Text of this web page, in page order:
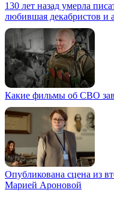
130 лет назад умерла
любившая декабристов
Какие фильмы об СВО
Опубликована сцена из
Марией Ароновой